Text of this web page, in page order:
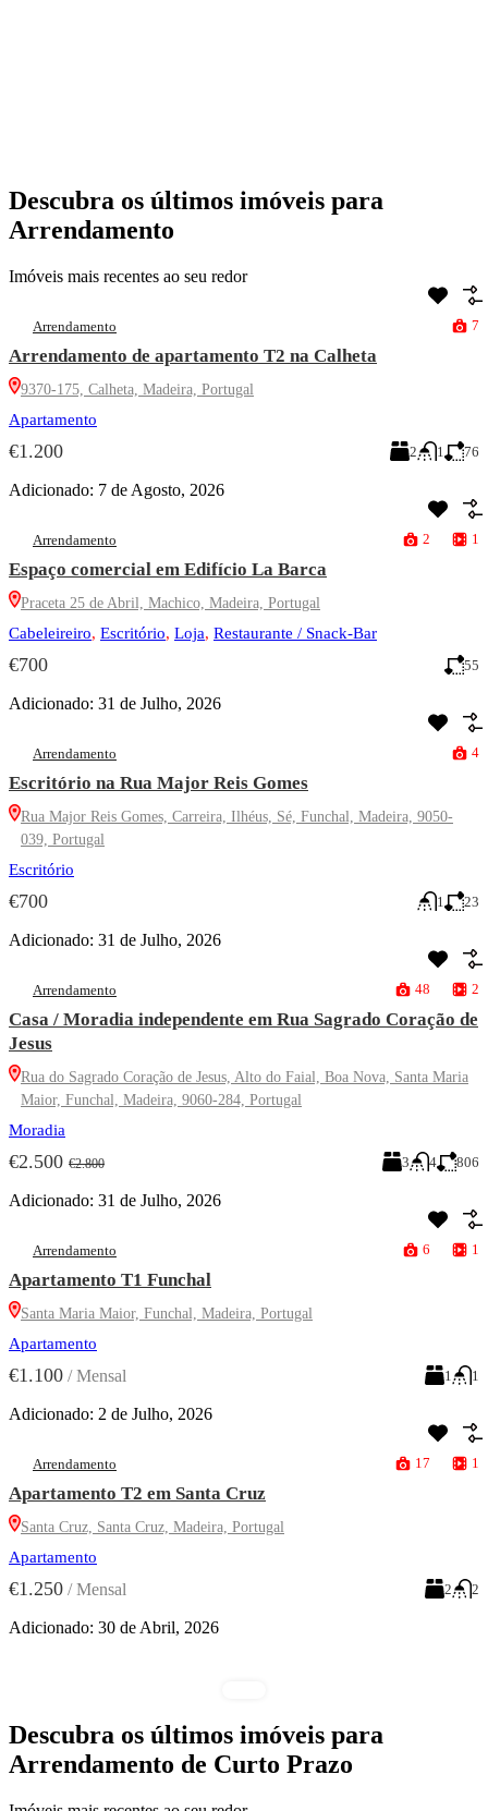
Descubra os últimos imóveis para
Arrendamento
Imóveis mais recentes ao seu redor
Arrendamento 7
Arrendamento de apartamento T2 na Calheta
9370-175, Calheta, Madeira, Portugal
Apartamento
€1.200 2 1 76
Adicionado: 7 de Agosto, 2026
Arrendamento 2 1
Espaço comercial em Edifício La Barca
Praceta 25 de Abril, Machico, Madeira, Portugal
Cabeleireiro, Escritório, Loja, Restaurante / Snack-Bar
€700 55
Adicionado: 31 de Julho, 2026
Arrendamento 4
Escritório na Rua Major Reis Gomes
Rua Major Reis Gomes, Carreira, Ilhéus, Sé, Funchal, Madeira, 9050-
039, Portugal
Escritório
€700 1 23
Adicionado: 31 de Julho, 2026
Arrendamento 48 2
Casa / Moradia independente em Rua Sagrado Coração de
Jesus
Rua do Sagrado Coração de Jesus, Alto do Faial, Boa Nova, Santa Maria
Maior, Funchal, Madeira, 9060-284, Portugal
Moradia
€2.500 €2.800 3 4 806
Adicionado: 31 de Julho, 2026
Arrendamento 6 1
Apartamento T1 Funchal
Santa Maria Maior, Funchal, Madeira, Portugal
Apartamento
€1.100 / Mensal 1 1
Adicionado: 2 de Julho, 2026
Arrendamento 17 1
Apartamento T2 em Santa Cruz
Santa Cruz, Santa Cruz, Madeira, Portugal
Apartamento
€1.250 / Mensal 2 2
Adicionado: 30 de Abril, 2026
Descubra os últimos imóveis para
Arrendamento de Curto Prazo